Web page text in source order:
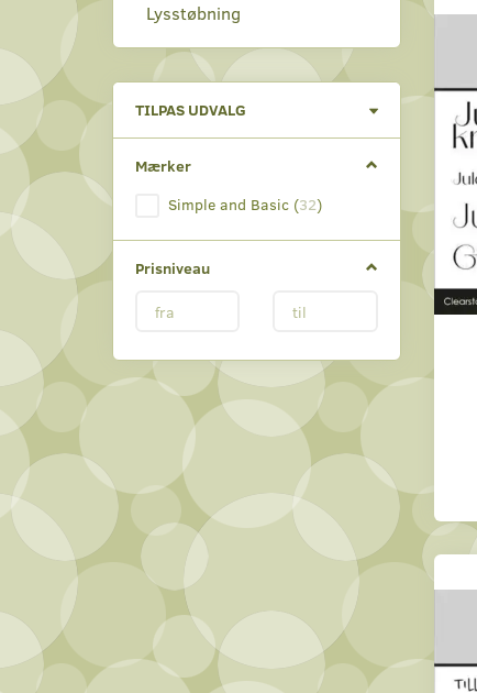
Lysstøbning
TILPAS UDVALG
Mærker
Simple and Basic (32)
Prisniveau